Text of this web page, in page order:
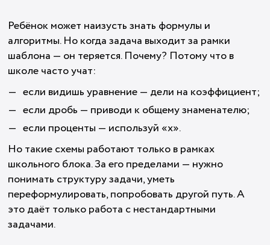
Ребёнок может наизусть знать формулы и
алгоритмы. Но когда задача выходит за рамки
шаблона — он теряется. Почему? Потому что в
школе часто учат:
если видишь уравнение — дели на коэффициент;
если дробь — приводи к общему знаменателю;
если проценты — используй «х».
Но такие схемы работают только в рамках
школьного блока. За его пределами — нужно
понимать структуру задачи, уметь
переформулировать, попробовать другой путь. А
это даёт только работа с нестандартными
задачами.